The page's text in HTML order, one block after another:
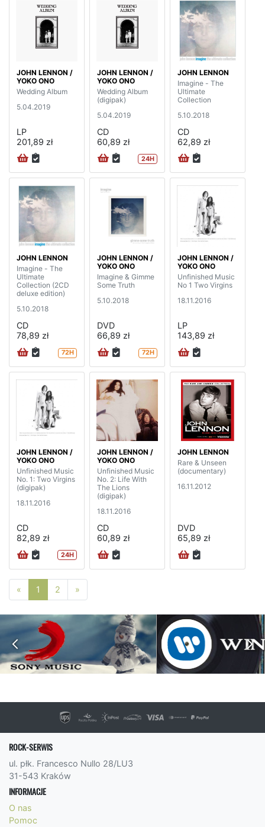
JOHN LENNON /
YOKO ONO
Wedding Album
5.04.2019
LP
201,89 zł
JOHN LENNON /
YOKO ONO
Wedding Album
(digipak)
5.04.2019
CD
60,89 zł
24H
JOHN LENNON
Imagine - The
Ultimate
Collection
5.10.2018
CD
62,89 zł
JOHN LENNON
Imagine - The
Ultimate
Collection (2CD
deluxe edition)
5.10.2018
CD
78,89 zł
72H
JOHN LENNON /
YOKO ONO
Imagine & Gimme
Some Truth
5.10.2018
DVD
66,89 zł
72H
JOHN LENNON /
YOKO ONO
Unfinished Music
No 1 Two Virgins
18.11.2016
LP
143,89 zł
JOHN LENNON /
YOKO ONO
Unfinished Music
No. 1: Two Virgins
(digipak)
18.11.2016
CD
82,89 zł
24H
JOHN LENNON /
YOKO ONO
Unfinished Music
No. 2: Life With
The Lions
(digipak)
18.11.2016
CD
60,89 zł
JOHN LENNON
Rare & Unseen
(documentary)
16.11.2012
DVD
65,89 zł
« Poprzednia strona
1 2 »
ROCK-SERWIS
ul. płk. Francesco Nullo 28/LU3
31-543 Kraków
INFORMACJE
O nas
Pomoc